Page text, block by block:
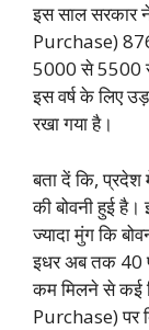
इस साल सरकार
Purchase)
5000 से 5500
इस वर्ष के लिए
रखा गया है।
बता दें कि,
की बोवनी हुई
ज्यादा मुंग कि
इधर अब तक 40
कम मिलने से कई
Purchase) पर